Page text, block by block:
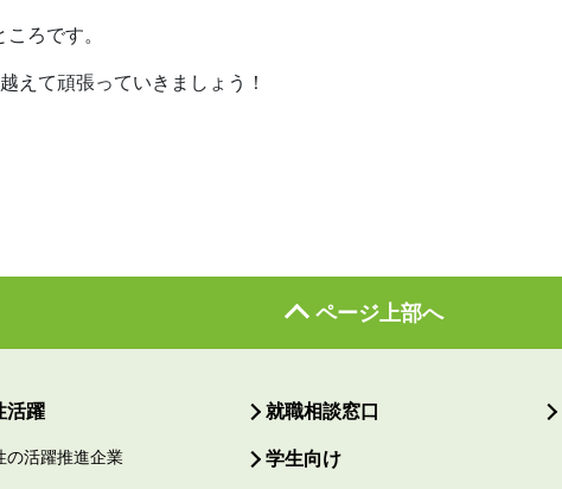
ろです。
えて頑張っていきましょう！
ページ上部へ
活躍
の活躍推進企業
就職相談窓口
学生向け